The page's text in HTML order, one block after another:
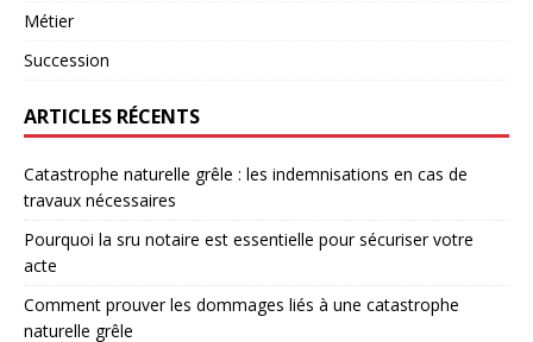
Métier
Succession
ARTICLES RÉCENTS
Catastrophe naturelle grêle : les indemnisations en cas de
travaux nécessaires
Pourquoi la sru notaire est essentielle pour sécuriser votre
acte
Comment prouver les dommages liés à une catastrophe
naturelle grêle